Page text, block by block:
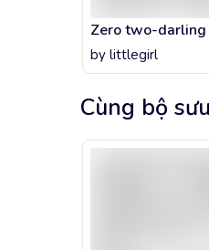
by littlegirl
Cùng bộ